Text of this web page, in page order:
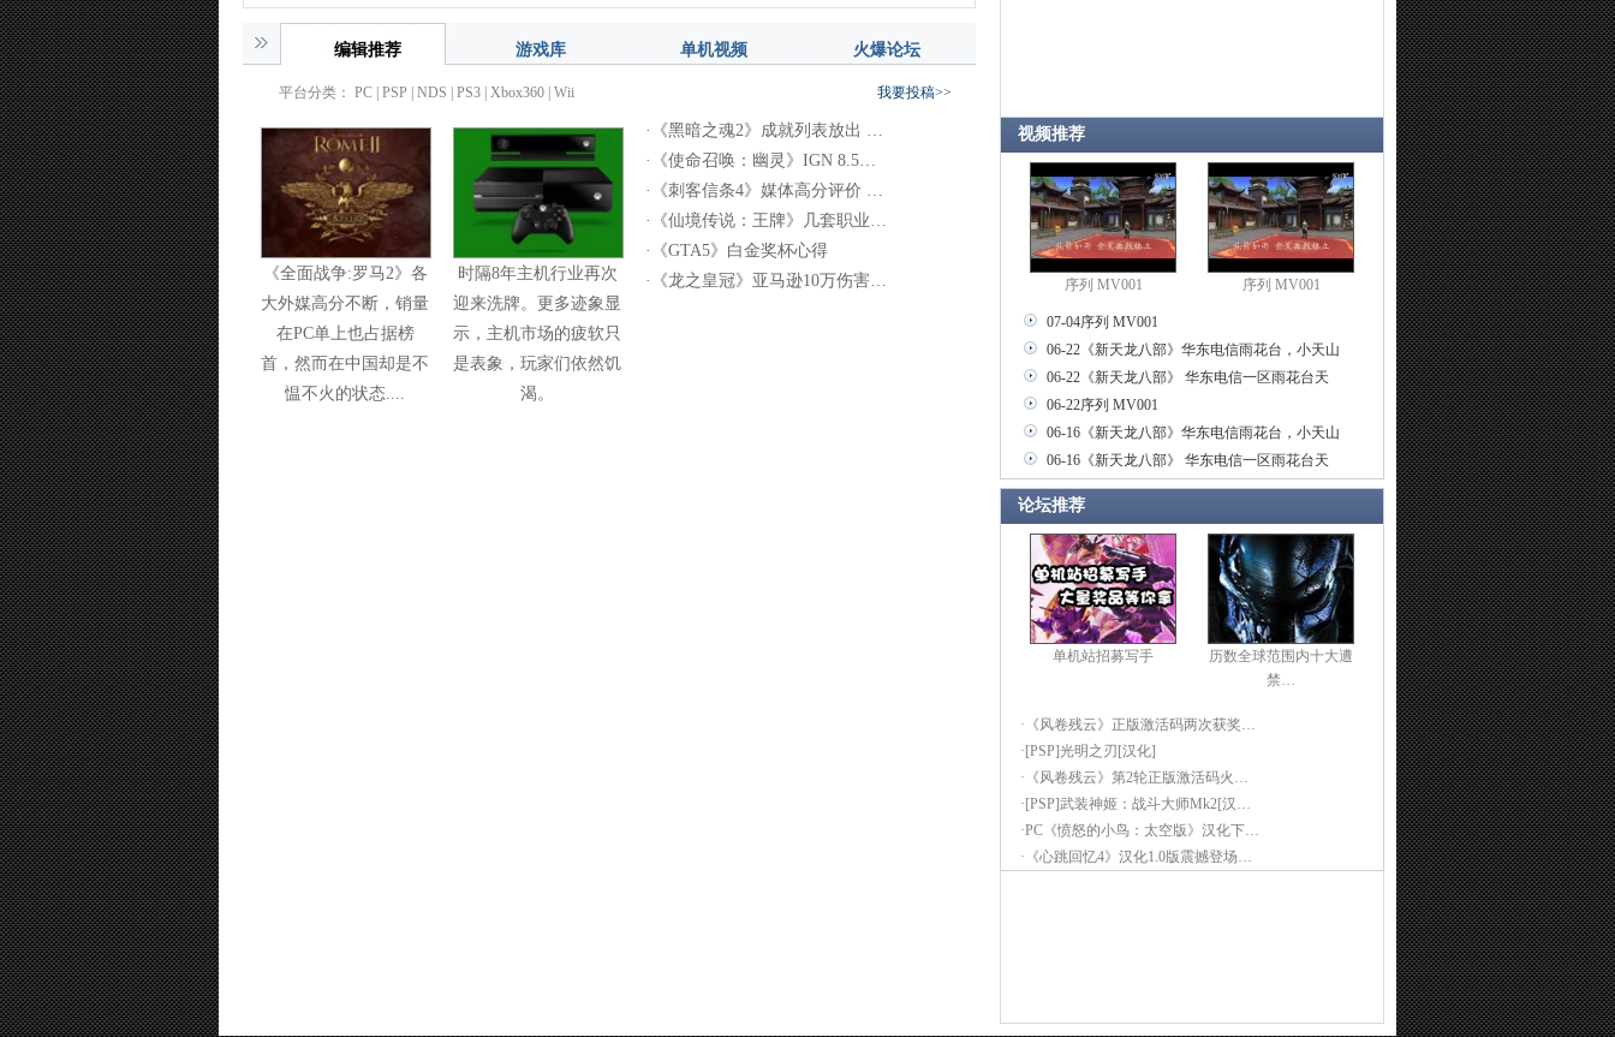
12-17)
编辑推荐 游戏库 单机视频 火爆论坛
我要投稿>>
平台分类： PC | PSP | NDS PS3 Xbox360 Wii
《全面战争:罗马2》各
大外媒高分不断，销量
在PC单上也占据榜
首，然而在中国却是不
愠不火的状态....
时隔8年主机行业再次
迎来洗牌。更多迹象显
示，主机市场的疲软只
是表象，玩家们依然饥
渴。
·
《黑暗之魂2》成就列表放出 …
·
《使命召唤：幽灵》IGN 8.5…
·
《刺客信条4》媒体高分评价 …
·
《仙境传说：王牌》几套职业…
·
《GTA5》白金奖杯心得
·
《龙之皇冠》亚马逊10万伤害…
视频推荐
序列 MV001 序列 MV001
07-04序列 MV001
06-22 《新天龙八部》华东电信雨花台，小天山
06-22 《新天龙八部》 华东电信一区雨花台天
06-22序列 MV001
06-16 《新天龙八部》华东电信雨花台，小天山
06-16 《新天龙八部》 华东电信一区雨花台天
论坛推荐
单机站招募写手
历数全球范围内十大遭
禁…
· 《风卷残云》正版激活码两次获奖…
· [PSP]光明之刃[汉化]
· 《风卷残云》第2轮正版激活码火…
· [PSP]武装神姬：战斗大师Mk2[汉…
·PC《愤怒的小鸟：太空版》汉化下…
· 《心跳回忆4》汉化1.0版震撼登场…